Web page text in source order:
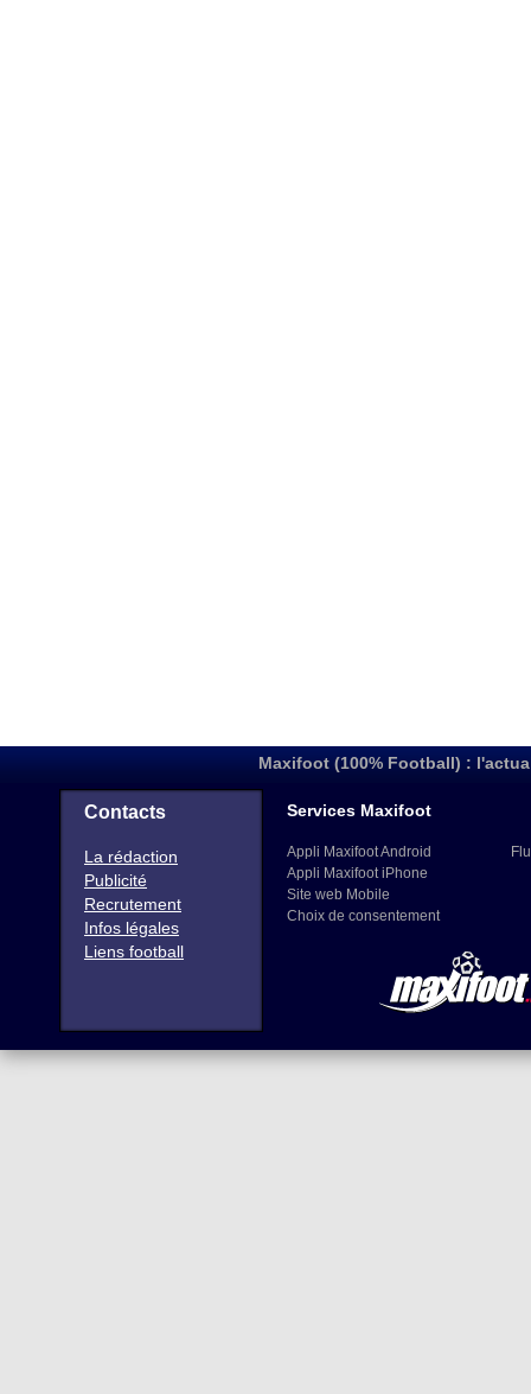
Maxifoot (100% Football) :
Contacts
La rédaction
Publicité
Recrutement
Infos légales
Liens football
Services Maxifoot
Appli Maxifoot Android
Appli Maxifoot iPhone
Site web Mobile
Choix de consentement